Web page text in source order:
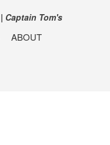
| Captain Tom's
ABOUT